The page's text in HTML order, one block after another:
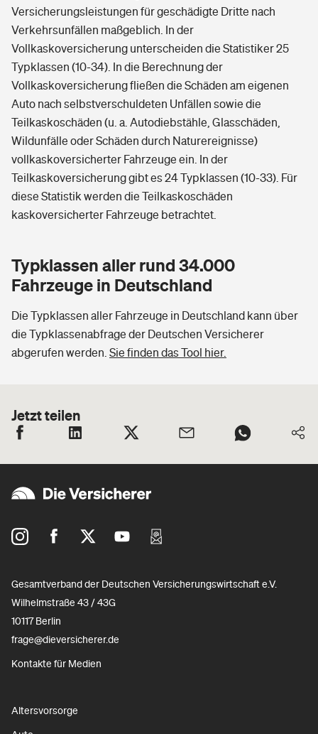
Versicherungsleistungen für geschädigte Dritte nach
Verkehrsunfällen maßgeblich. In der
Vollkaskoversicherung unterscheiden die Statistiker 25
Typklassen (10-34). In die Berechnung der
Vollkaskoversicherung fließen die Schäden am eigenen
Auto nach selbstverschuldeten Unfällen sowie die
Teilkaskoschäden (u. a. Autodiebstähle, Glasschäden,
Wildunfälle oder Schäden durch Naturereignisse)
vollkaskoversicherter Fahrzeuge ein. In der
Teilkaskoversicherung gibt es 24 Typklassen (10-33). Für
diese Statistik werden die Teilkaskoschäden
kaskoversicherter Fahrzeuge betrachtet.
Typklassen aller rund 34.000
Fahrzeuge in Deutschland
Die Typklassen aller Fahrzeuge in Deutschland kann über
die Typklassenabfrage der Deutschen Versicherer
abgerufen werden. Sie finden das Tool hier.
Jetzt teilen
Gesamtverband der Deutschen Versicherungswirtschaft e.V.
Wilhelmstraße 43 / 43G
10117 Berlin
frage@dieversicherer.de
Kontakte für Medien
Altersvorsorge